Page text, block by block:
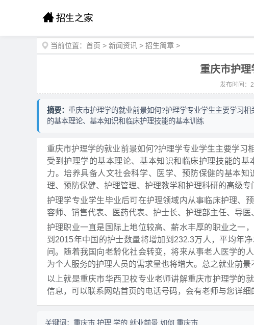
当前位置： 首页 > 新闻资讯 > 招生简章 >
重庆市护
发布时间：
摘要： 重庆市护理学的就业前景如何?护理学专业学生主要学习
的基本理论、基本知识和临床护理技能的基本训练
重庆市护理学的就业前景如何?护理学专业学生主要学习
受到护理学的基本理论、基本知识和临床护理技能的
力。培养具备人文社会科学、医学、预防保健的基本
理、预防保健、护理管理、护理教学和护理科研的高级专
护理学专业学生毕业后可在护理领域内从事临床护理、
容师、销售代表、医药代表、护士长、护理部主任、导
护理职业一直是国际上地位较高、薪水丰厚的职业之一
到2015年中国的护士数量将增加到232.3万人，平均年
间。随着我国向老龄化社会转变，将来从事老人医学的
为个人服务的护理人员的需求量也将增大。总之就业前景
以上就是重庆市华西卫校专业老师讲解重庆市护理学的
信息，可以联系网站首页的电话号码，会有老师与您详细
关键词： 重庆市,护理,学的,就业前景,如何,重庆市,